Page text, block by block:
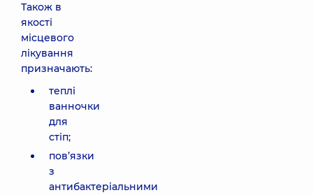
Також в
якості
місцевого
лікування
призначають:
теплі
ванночки
для
стіп;
пов’язки
з
антибактеріальними